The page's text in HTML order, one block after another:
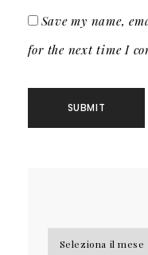
Save my name,
for the next time I